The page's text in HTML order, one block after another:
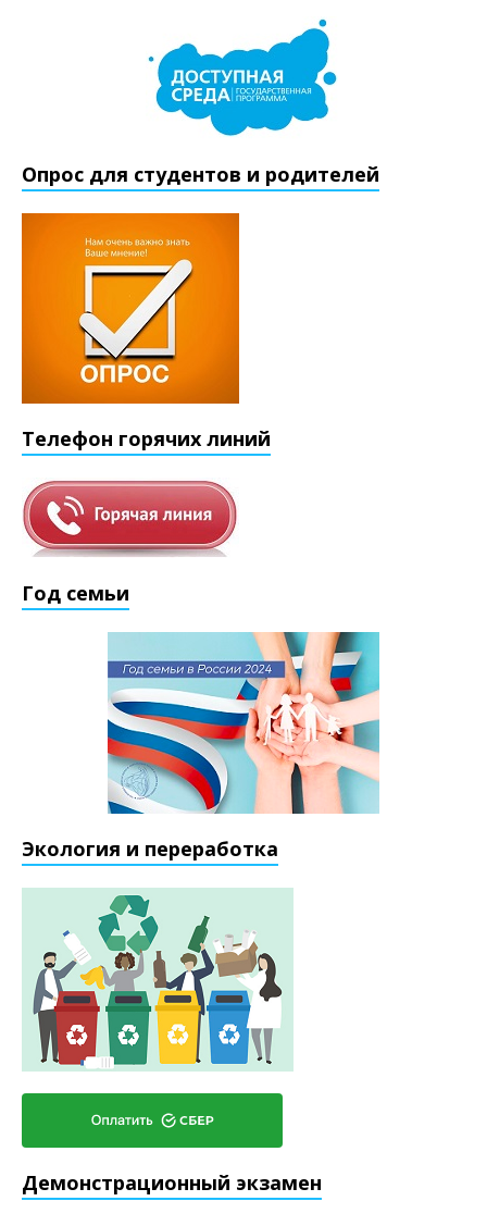
Опрос для студентов и родителей
Телефон горячих линий
Год семьи
Экология и переработка
Демонстрационный экзамен